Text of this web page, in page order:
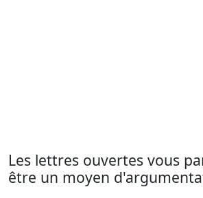
Les lettres ouvertes vous
être un moyen